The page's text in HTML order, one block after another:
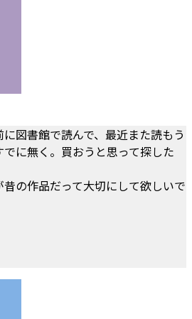
図書館で読んで、最近また読もう
に無く。買おうと思って探した
の作品だって大切にして欲しいで